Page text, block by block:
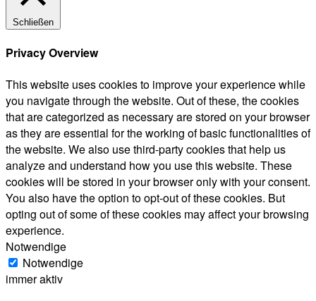
Schließen
Privacy Overview
This website uses cookies to improve your experience while
you navigate through the website. Out of these, the cookies
that are categorized as necessary are stored on your browser
as they are essential for the working of basic functionalities of
the website. We also use third-party cookies that help us
analyze and understand how you use this website. These
cookies will be stored in your browser only with your consent.
You also have the option to opt-out of these cookies. But
opting out of some of these cookies may affect your browsing
experience.
Notwendige
Notwendige
immer aktiv